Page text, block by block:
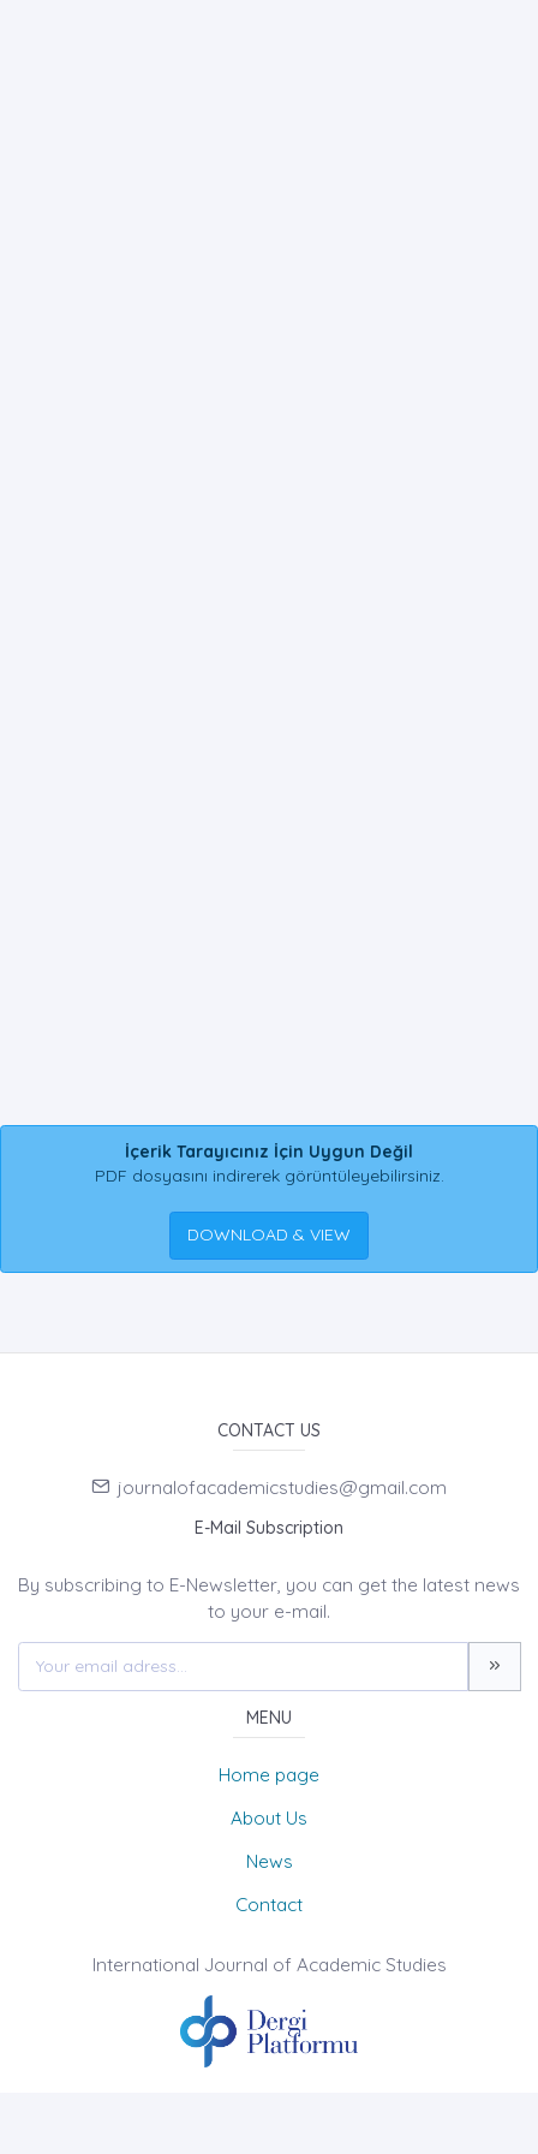
İçerik Tarayıcınız İçin Uygun Değil
PDF dosyasını indirerek görüntüleyebilirsiniz.
DOWNLOAD & VIEW
CONTACT US
journalofacademicstudies@gmail.com
E-Mail Subscription
By subscribing to E-Newsletter, you can get the latest news
to your e-mail.
MENU
Home page
About Us
News
Contact
International Journal of Academic Studies